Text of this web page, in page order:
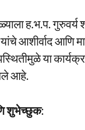
ह.भ.प. गुरुवर्य
यांचे आशीर्वाद आणि
या
आहे.
शुभेच्छुक: